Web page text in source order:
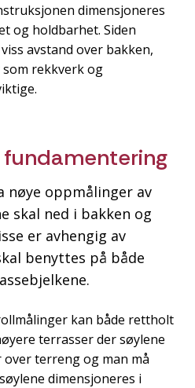
dimensjoneres
og holdbarhet. Siden
avstand over bakken,
rekkverk og
nøye oppmålinger av
skal ned i bakken og
er avhengig av
benyttes på både
kan både rettholt
terrasser der søylene
over terreng og man må
dimensjoneres i